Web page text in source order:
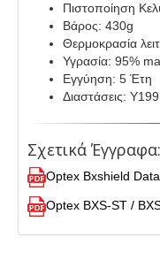
Πιστοποίηση
Βάρος: 430g
Θερμοκρασία
Υγρασία: 95%
Εγγύηση: 5 Έτη
Διαστάσεις:
Σχετικά Έγγραφα:
Optex Bxshield
Optex BXS-ST /